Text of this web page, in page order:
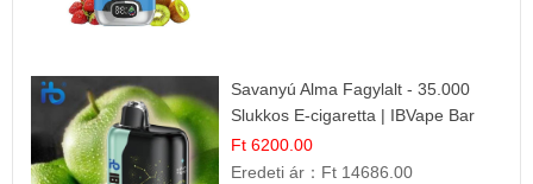
Savanyú Alma Fagylalt - 35.000
Slukkos E-cigaretta | IBVape Bar
Ft 6200.00
Eredeti ár： Ft 14686.00